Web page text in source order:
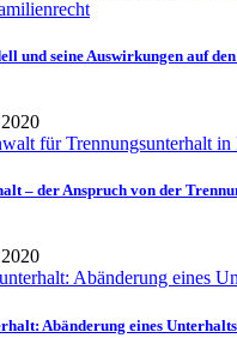
und seine Auswirkungen auf
– der Anspruch von der
Abänderung eines